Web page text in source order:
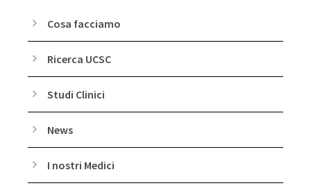
Cosa facciamo
Ricerca UCSC
Studi Clinici
News
I nostri Medici